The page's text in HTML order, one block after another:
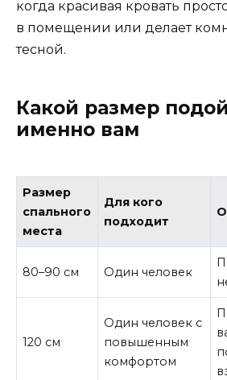
когда красивая кровать
в помещении или делает
тесной.
Какой размер
именно вам
Размер
спального
места
Для кого
подходит
80–90 см Один человек
120 см
Один человек с
повышенным
комфортом